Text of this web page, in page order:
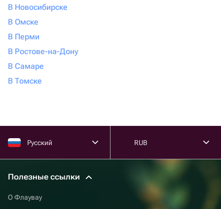
В Новосибирске
В Омске
В Перми
В Ростове-на-Дону
В Самаре
В Томске
Русский RUB
Полезные ссылки
О Флаувау